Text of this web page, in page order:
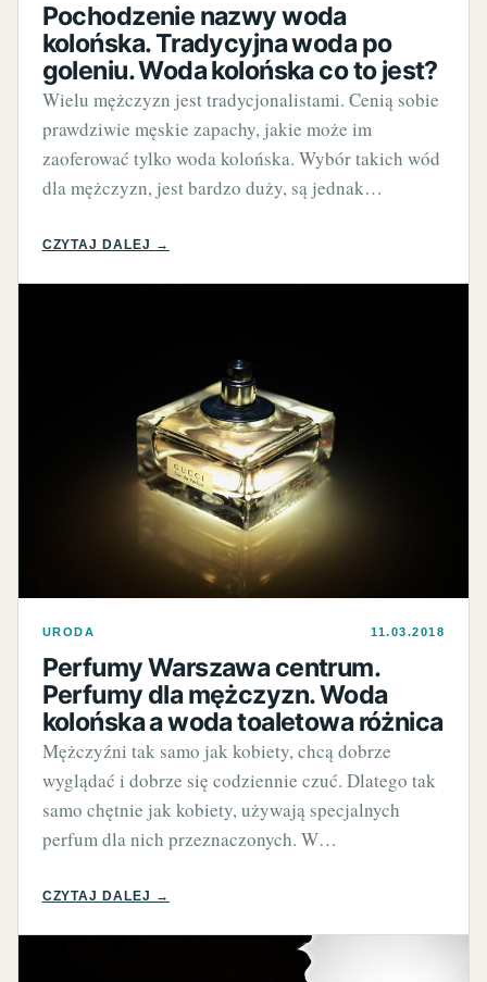
Pochodzenie nazwy woda
kolońska. Tradycyjna woda po
goleniu. Woda kolońska co to jest?
Wielu mężczyzn jest tradycjonalistami. Cenią sobie
prawdziwie męskie zapachy, jakie może im
zaoferować tylko woda kolońska. Wybór takich wód
dla mężczyzn, jest bardzo duży, są jednak…
CZYTAJ DALEJ →
URODA 11.03.2018
Perfumy Warszawa centrum.
Perfumy dla mężczyzn. Woda
kolońska a woda toaletowa różnica
Mężczyźni tak samo jak kobiety, chcą dobrze
wyglądać i dobrze się codziennie czuć. Dlatego tak
samo chętnie jak kobiety, używają specjalnych
perfum dla nich przeznaczonych. W…
CZYTAJ DALEJ →